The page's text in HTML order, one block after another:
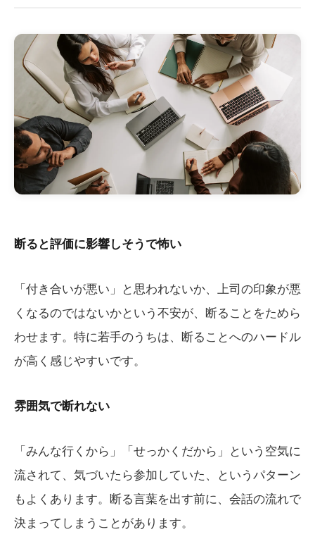
断ると評価に影響しそうで怖い
「付き合いが悪い」と思われないか、上司の印象が悪
くなるのではないかという不安が、断ることをためら
わせます。特に若手のうちは、断ることへのハードル
が高く感じやすいです。
雰囲気で断れない
「みんな行くから」「せっかくだから」という空気に
流されて、気づいたら参加していた、というパターン
もよくあります。断る言葉を出す前に、会話の流れで
決まってしまうことがあります。